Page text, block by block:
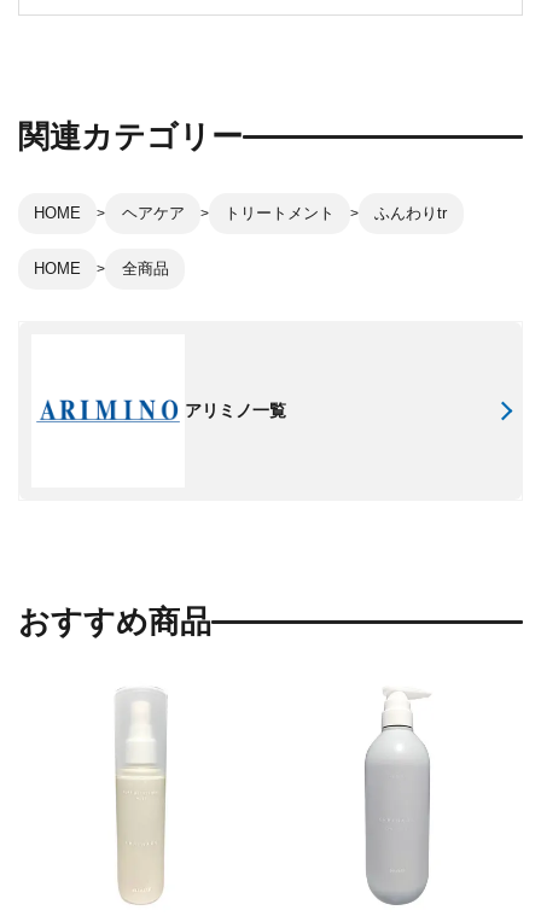
関連カテゴリー
HOME ヘアケア トリートメント ふんわりtr
HOME 全商品
アリミノ一覧
おすすめ商品